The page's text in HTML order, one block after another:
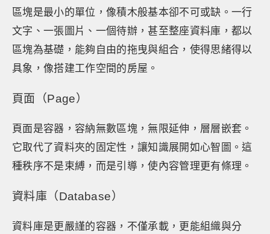
區塊是最小的單位，像積木般基本卻不可或缺。一行
文字、一張圖片、一個待辦，甚至整座資料庫，都以
區塊為基礎，能夠自由的拖曳與組合，使得思緒得以
具象，像搭建工作空間的房屋。
頁面（Page）
頁面是容器，容納無數區塊，無限延伸，層層嵌套。
它取代了資料夾的固定性，讓知識展開如心智圖。這
種秩序不是束縛，而是引導，使內容管理更有條理。
資料庫（Database）
資料庫是更嚴謹的容器，不僅承載，更能組織與分